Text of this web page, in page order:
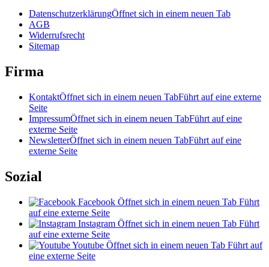
DatenschutzerklärungÖffnet sich in einem neuen Tab
AGB
Widerrufsrecht
Sitemap
Firma
KontaktÖffnet sich in einem neuen TabFührt auf eine externe
Seite
ImpressumÖffnet sich in einem neuen TabFührt auf eine
externe Seite
NewsletterÖffnet sich in einem neuen TabFührt auf eine
externe Seite
Sozial
Facebook Öffnet sich in einem neuen Tab Führt
auf eine externe Seite
Instagram Öffnet sich in einem neuen Tab Führt
auf eine externe Seite
Youtube Öffnet sich in einem neuen Tab Führt auf
eine externe Seite